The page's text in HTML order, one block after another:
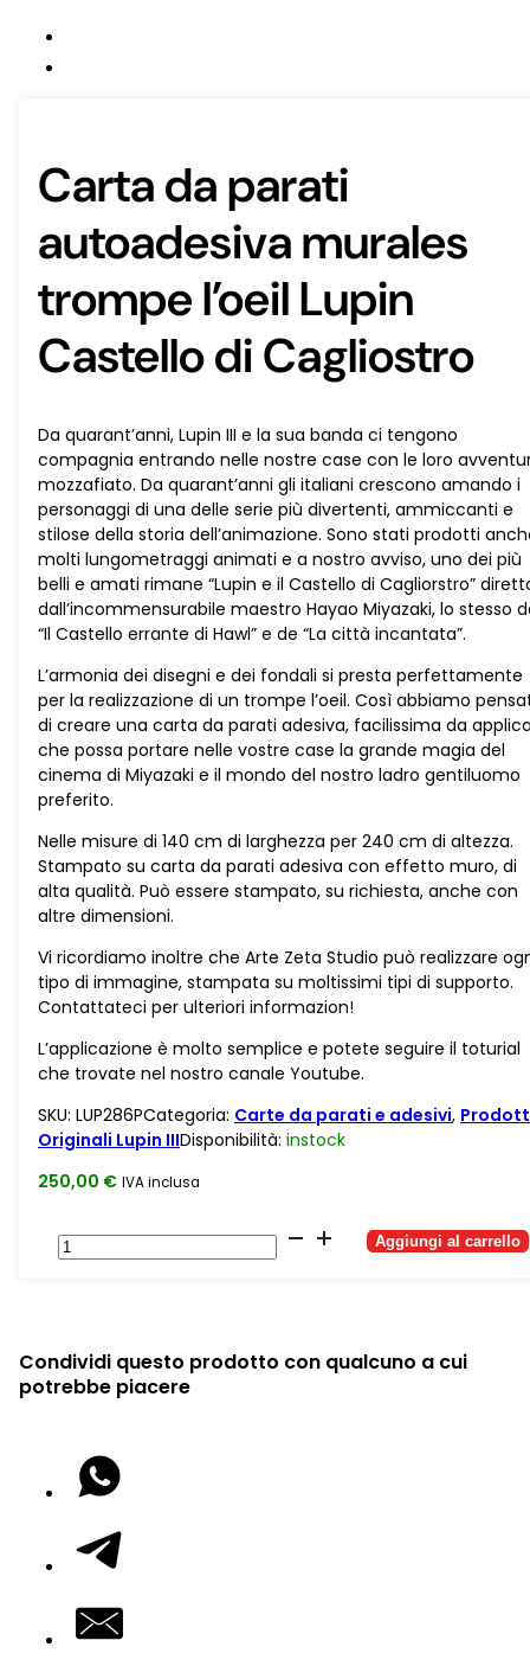
Carta da parati
autoadesiva murales
trompe l’oeil Lupin
Castello di Cagliostro
Da quarant’anni, Lupin III e la sua banda ci tengono
compagnia entrando nelle nostre case con le loro
mozzafiato. Da quarant’anni gli italiani crescono amando i
personaggi di una delle serie più divertenti, ammiccanti e
stilose della storia dell’animazione. Sono stati prodotti
molti lungometraggi animati e a nostro avviso, uno dei più
belli e amati rimane “Lupin e il Castello di Cagliorstro”
dall’incommensurabile maestro Hayao Miyazaki, lo stesso
“Il Castello errante di Hawl” e de “La città incantata”.
L’armonia dei disegni e dei fondali si presta perfettamente
per la realizzazione di un trompe l’oeil. Così abbiamo
di creare una carta da parati adesiva, facilissima da
che possa portare nelle vostre case la grande magia del
cinema di Miyazaki e il mondo del nostro ladro gentiluomo
preferito.
Nelle misure di 140 cm di larghezza per 240 cm di altezza.
Stampato su carta da parati adesiva con effetto muro, di
alta qualità. Può essere stampato, su richiesta, anche con
altre dimensioni.
Vi ricordiamo inoltre che Arte Zeta Studio può realizzare
tipo di immagine, stampata su moltissimi tipi di supporto.
Contattateci per ulteriori informazion!
L’applicazione è molto semplice e potete seguire il toturial
che trovate nel nostro canale Youtube.
SKU: LUP286PCategoria: Carte da parati e adesivi,
Originali Lupin IIIDisponibilità: instock
250,00 € IVA inclusa
Carta
da
trompe
l'oeil
Cagliostro
Aggiungi al carrello
Condividi questo prodotto con qualcuno a cui
potrebbe piacere